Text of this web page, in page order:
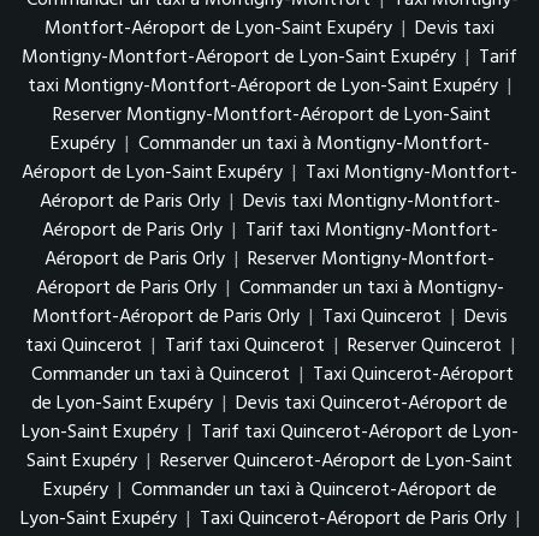
Montfort-Aéroport de Lyon-Saint Exupéry | Devis taxi
Montigny-Montfort-Aéroport de Lyon-Saint Exupéry | Tarif
taxi Montigny-Montfort-Aéroport de Lyon-Saint Exupéry |
Reserver Montigny-Montfort-Aéroport de Lyon-Saint
Exupéry | Commander un taxi à Montigny-Montfort-
Aéroport de Lyon-Saint Exupéry | Taxi Montigny-Montfort-
Aéroport de Paris Orly | Devis taxi Montigny-Montfort-
Aéroport de Paris Orly | Tarif taxi Montigny-Montfort-
Aéroport de Paris Orly | Reserver Montigny-Montfort-
Aéroport de Paris Orly | Commander un taxi à Montigny-
Montfort-Aéroport de Paris Orly | Taxi Quincerot | Devis
taxi Quincerot | Tarif taxi Quincerot | Reserver Quincerot |
Commander un taxi à Quincerot | Taxi Quincerot-Aéroport
de Lyon-Saint Exupéry | Devis taxi Quincerot-Aéroport de
Lyon-Saint Exupéry | Tarif taxi Quincerot-Aéroport de Lyon-
Saint Exupéry | Reserver Quincerot-Aéroport de Lyon-Saint
Exupéry | Commander un taxi à Quincerot-Aéroport de
Lyon-Saint Exupéry | Taxi Quincerot-Aéroport de Paris Orly |